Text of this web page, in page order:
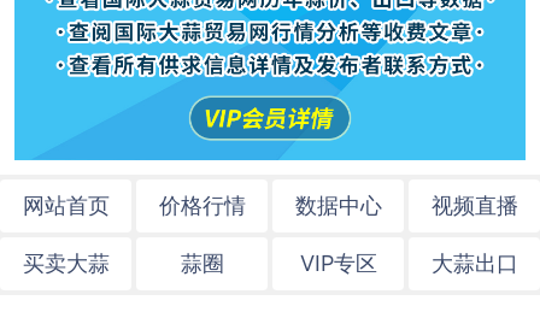
网站首页 价格行情 数据中心 视频直播
买卖大蒜 蒜圈 VIP专区 大蒜出口